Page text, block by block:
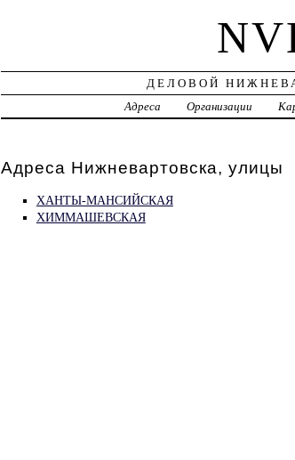
ДЕЛОВОЙ
Адреса
Организации
Адреса Нижневартовска, улицы
ХАНТЫ-МАНСИЙСКАЯ
ХИММАШЕВСКАЯ